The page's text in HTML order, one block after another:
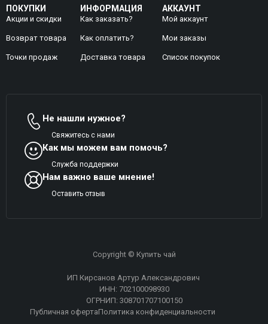
ПОКУПКИ
Акции и скидки
Возврат товара
Точки продаж
ИНФОРМАЦИЯ
Как заказать?
Как оплатить?
Доставка товара
АККАУНТ
Мой аккаунт
Mои заказы
Список покупок
Не нашли нужное?
Свяжитесь с нами
Как мы можем вам помочь?
Служба поддержки
Нам важно ваше мнение!
Оставить отзыв
Copyright © Купить чай
ИП Кирсанов Артур Александрович
ИНН: 702100098930
ОГРНИП: 308701707100150
Публичная офертаПолитика конфиденциальности